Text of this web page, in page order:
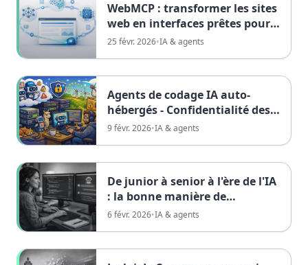
WebMCP : transformer les sites
web en interfaces prêtes pour
l’IA
25 févr. 2026•IA & agents
Agents de codage IA auto-
hébergés - Confidentialité des
données et alternatives locales
9 févr. 2026•IA & agents
De junior à senior à l'ère de l'IA
: la bonne manière de
progresser
6 févr. 2026•IA & agents